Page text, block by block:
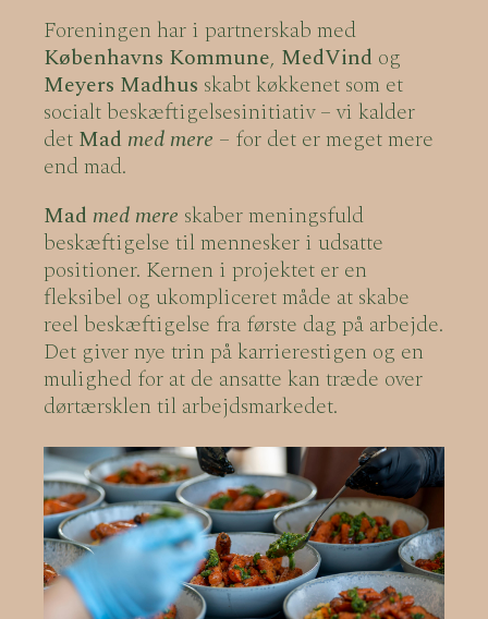
Foreningen har i partnerskab med
Københavns Kommune, MedVind og
Meyers Madhus skabt køkkenet som et
socialt beskæftigelsesinitiativ – vi kalder
det Mad med mere – for det er meget mere
end mad.
Mad med mere skaber meningsfuld
beskæftigelse til mennesker i udsatte
positioner. Kernen i projektet er en
fleksibel og ukompliceret måde at skabe
reel beskæftigelse fra første dag på arbejde.
Det giver nye trin på karrierestigen og en
mulighed for at de ansatte kan træde over
dørtærsklen til arbejdsmarkedet.